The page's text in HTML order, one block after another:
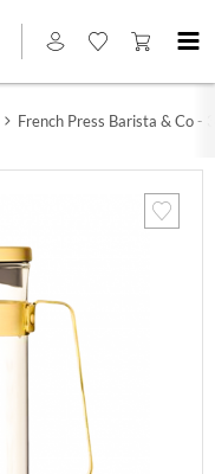
French Press Barista & Co -